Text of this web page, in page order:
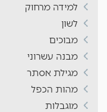
למידה מרחוק
לשון
מבוכים
מבנה עשרוני
מגילת אסתר
מהות הכפל
מוגבלות